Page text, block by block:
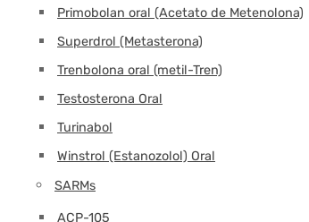
Primobolan oral (Acetato de Metenolona)
Superdrol (Metasterona)
Trenbolona oral (metil-Tren)
Testosterona Oral
Turinabol
Winstrol (Estanozolol) Oral
SARMs
ACP-105